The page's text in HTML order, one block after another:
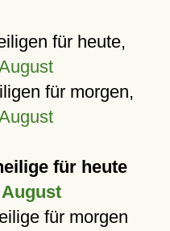
für heute,
für morgen,
für heute
für morgen